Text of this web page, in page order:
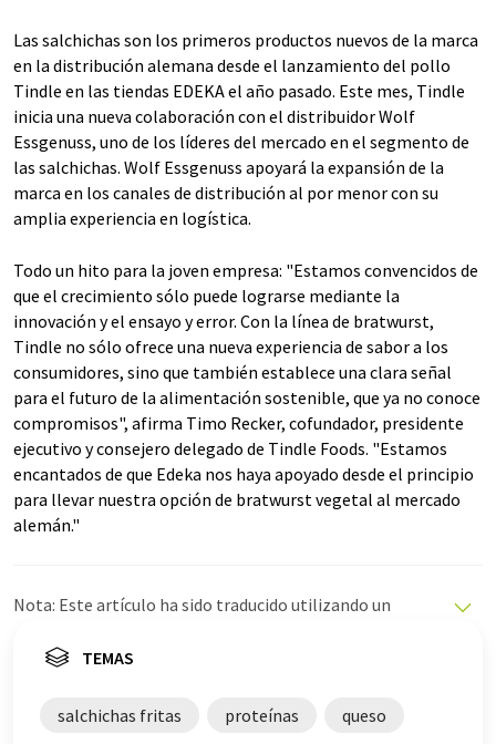
Las salchichas son los primeros productos nuevos de la marca
en la distribución alemana desde el lanzamiento del pollo
Tindle en las tiendas EDEKA el año pasado. Este mes, Tindle
inicia una nueva colaboración con el distribuidor Wolf
Essgenuss, uno de los líderes del mercado en el segmento de
las salchichas. Wolf Essgenuss apoyará la expansión de la
marca en los canales de distribución al por menor con su
amplia experiencia en logística.
Todo un hito para la joven empresa: "Estamos convencidos de
que el crecimiento sólo puede lograrse mediante la
innovación y el ensayo y error. Con la línea de bratwurst,
Tindle no sólo ofrece una nueva experiencia de sabor a los
consumidores, sino que también establece una clara señal
para el futuro de la alimentación sostenible, que ya no conoce
compromisos", afirma Timo Recker, cofundador, presidente
ejecutivo y consejero delegado de Tindle Foods. "Estamos
encantados de que Edeka nos haya apoyado desde el principio
para llevar nuestra opción de bratwurst vegetal al mercado
alemán."
Nota: Este artículo ha sido traducido utilizando un
ofrece estas traducciones automáticas para presentar
este artículo ha sido traducido con traducción
automática, es posible que contenga errores de
TEMAS
salchichas fritas proteínas queso